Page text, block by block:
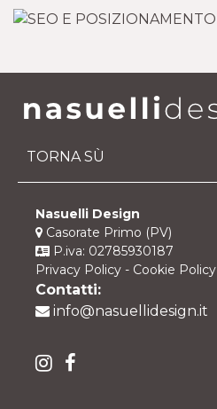
TORNA SÙ
Nasuelli Design
Casorate Primo (PV)
P.iva: 02785930187
Privacy Policy - Cookie Policy
Contatti:
info@nasuellidesign.it